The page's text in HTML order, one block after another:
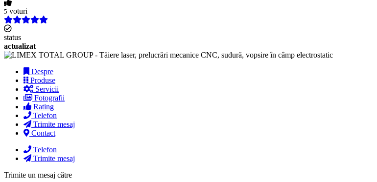
5 voturi
status
actualizat
Despre
Produse
Servicii
Fotografii
Rating
Telefon
Trimite mesaj
Contact
Telefon
Trimite mesaj
Trimite un mesaj către